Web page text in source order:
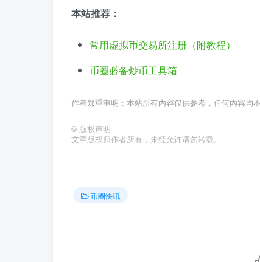
本站推荐：
常用虚拟币交易所注册（附教程）
币圈必备炒币工具箱
作者郑重申明：本站所有内容仅供参考，任何内容均
© 版权声明
文章版权归作者所有，未经允许请勿转载。
币圈快讯